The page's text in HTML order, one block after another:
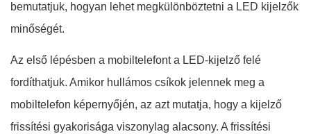
bemutatjuk, hogyan lehet megkülönböztetni a LED kijelzők
minőségét.
Az első lépésben a mobiltelefont a LED-kijelző felé
fordíthatjuk. Amikor hullámos csíkok jelennek meg a
mobiltelefon képernyőjén, az azt mutatja, hogy a kijelző
frissítési gyakorisága viszonylag alacsony. A frissítési